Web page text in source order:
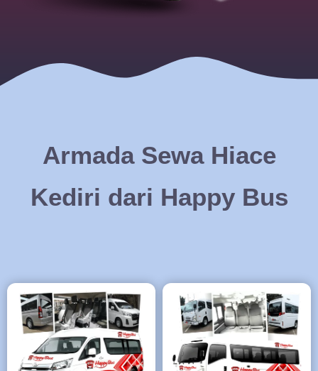
Armada Sewa Hiace
Kediri dari Happy Bus